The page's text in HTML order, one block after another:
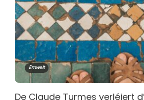
Ëmwelt
De Claude Turmes verléiert